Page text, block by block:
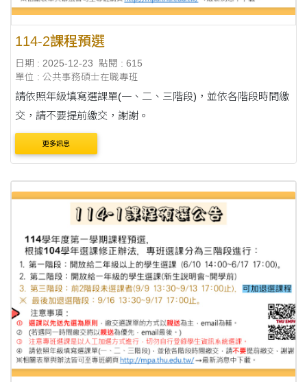
114-2課程預選
日期 : 2025-12-23
點閱 : 615
單位 : 公共事務碩士在職專班
請依照年級填寫選課單(一、二、三階段)，並依各階段時間繳
交，請不要提前繳交，謝謝。
更多訊息